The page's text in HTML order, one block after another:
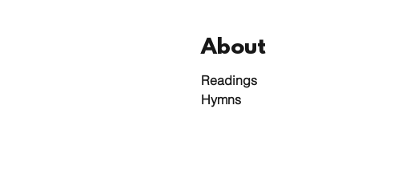
About
Readings
Hymns